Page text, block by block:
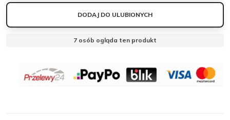
OBSERWUJ
prążek
|
czarne
DODAJ DO ULUBIONYCH
7 osób ogląda ten produkt